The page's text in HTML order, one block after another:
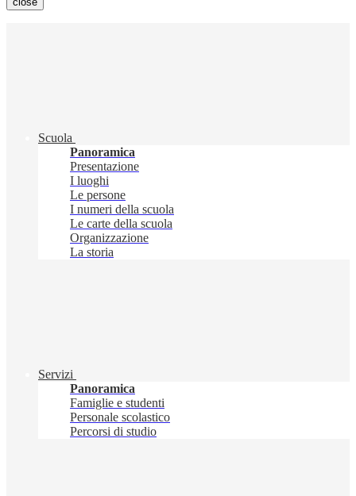
Scuola
Panoramica
Presentazione
I luoghi
Le persone
I numeri della scuola
Le carte della scuola
Organizzazione
La storia
Servizi
Panoramica
Famiglie e studenti
Personale scolastico
Percorsi di studio